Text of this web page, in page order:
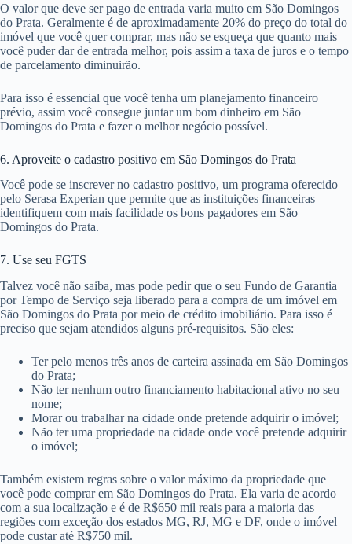
O valor que deve ser pago de entrada varia muito em São Domingos
do Prata. Geralmente é de aproximadamente 20% do preço do total do
imóvel que você quer comprar, mas não se esqueça que quanto mais
você puder dar de entrada melhor, pois assim a taxa de juros e o tempo
de parcelamento diminuirão.
Para isso é essencial que você tenha um planejamento financeiro
prévio, assim você consegue juntar um bom dinheiro em São
Domingos do Prata e fazer o melhor negócio possível.
6. Aproveite o cadastro positivo em São Domingos do Prata
Você pode se inscrever no cadastro positivo, um programa oferecido
pelo Serasa Experian que permite que as instituições financeiras
identifiquem com mais facilidade os bons pagadores em São
Domingos do Prata.
7. Use seu FGTS
Talvez você não saiba, mas pode pedir que o seu Fundo de Garantia
por Tempo de Serviço seja liberado para a compra de um imóvel em
São Domingos do Prata por meio de crédito imobiliário. Para isso é
preciso que sejam atendidos alguns pré-requisitos. São eles:
Ter pelo menos três anos de carteira assinada em São Domingos
do Prata;
Não ter nenhum outro financiamento habitacional ativo no seu
nome;
Morar ou trabalhar na cidade onde pretende adquirir o imóvel;
Não ter uma propriedade na cidade onde você pretende adquirir
o imóvel;
Também existem regras sobre o valor máximo da propriedade que
você pode comprar em São Domingos do Prata. Ela varia de acordo
com a sua localização e é de R$650 mil reais para a maioria das
regiões com exceção dos estados MG, RJ, MG e DF, onde o imóvel
pode custar até R$750 mil.